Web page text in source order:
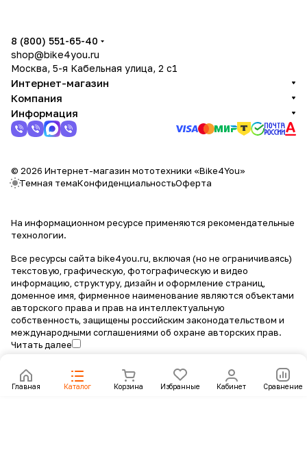
Главная Каталог Корзина Избранные Кабинет Сравнение
8 (800) 551-65-40
shop@bike4you.ru
Москва, 5-я Кабельная улица, 2 с1
Интернет-магазин
Компания
Информация
© 2026 Интернет-магазин мототехники «Bike4You»
Темная темаКонфиденциальностьОферта
На информационном ресурсе применяются рекомендательные
технологии.
Все ресурсы сайта bike4you.ru, включая (но не ограничиваясь)
текстовую, графическую, фотографическую и видео
информацию, структуру, дизайн и оформление страниц,
доменное имя, фирменное наименование являются объектами
авторского права и прав на интеллектуальную
собственность, защищены российским законодательством и
международными соглашениями об охране авторских прав.
Читать далее